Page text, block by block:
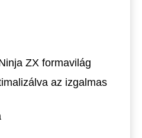
ZX formavilág
az izgalmas